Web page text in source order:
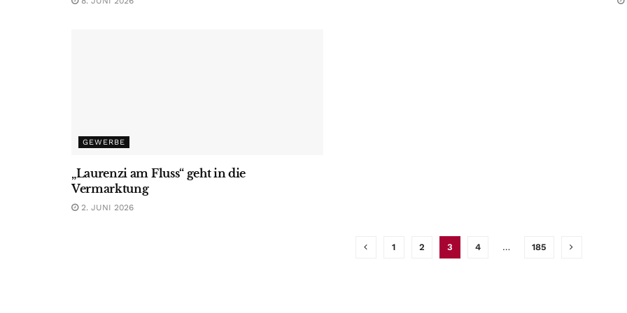
GEWERBE
„Laurenzi am Fluss“ geht in die
Vermarktung
2. JUNI 2026
1 2 3 4 … 185